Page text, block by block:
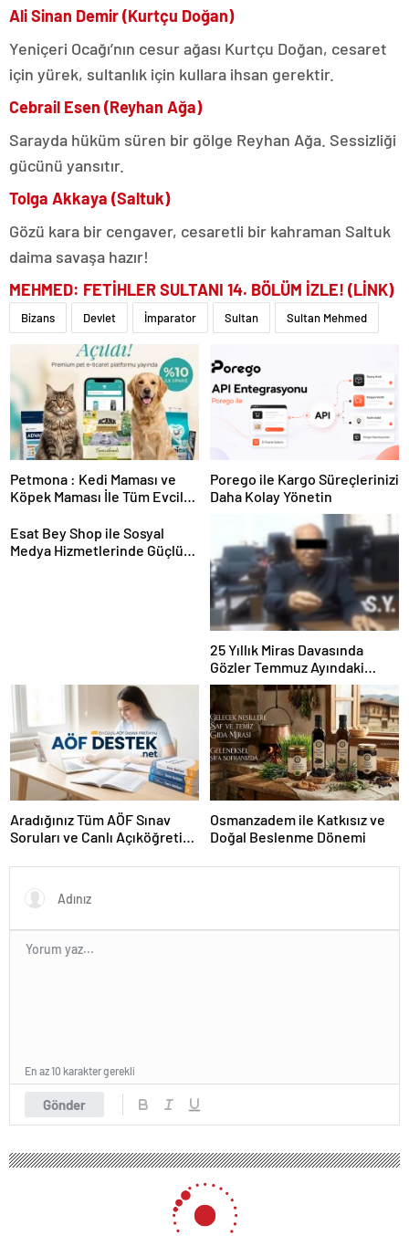
Ali Sinan Demir (Kurtçu Doğan)
Yeniçeri Ocağı’nın cesur ağası Kurtçu Doğan, cesaret
için yürek, sultanlık için kullara ihsan gerektir.
Cebrail Esen (Reyhan Ağa)
Sarayda hüküm süren bir gölge Reyhan Ağa. Sessizliği
gücünü yansıtır.
Tolga Akkaya (Saltuk)
Gözü kara bir cengaver, cesaretli bir kahraman Saltuk
daima savaşa hazır!
MEHMED: FETİHLER SULTANI 14. BÖLÜM İZLE! (LİNK)
Bizans Devlet İmparator Sultan Sultan Mehmed
Petmona : Kedi Maması ve
Köpek Maması İle Tüm Evcil
Porego ile Kargo Süreçlerinizi
Daha Kolay Yönetin
Esat Bey Shop ile Sosyal
Medya Hizmetlerinde Güçlü
25 Yıllık Miras Davasında
Gözler Temmuz Ayındaki
Karar Duruşmasına Çevrildi
Aradığınız Tüm AÖF Sınav
Soruları ve Canlı Açıköğretim
Osmanzadem ile Katkısız ve
Doğal Beslenme Dönemi
Gönder
En az 10 karakter gerekli